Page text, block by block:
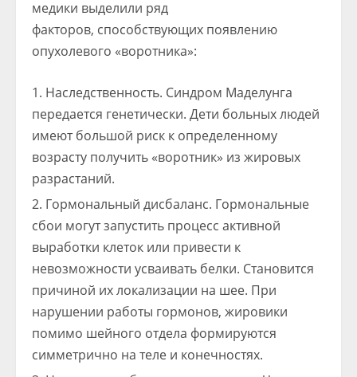
медики выделили ряд
факторов, способствующих появлению
опухолевого «воротника»:
Наследственность. Синдром Маделунга
передается генетически. Дети больных людей
имеют большой риск к определенному
возрасту получить «воротник» из жировых
разрастаний.
Гормональный дисбаланс. Гормональные
сбои могут запустить процесс активной
выработки клеток или привести к
невозможности усваивать белки. Становится
причиной их локализации на шее. При
нарушении работы гормонов, жировики
помимо шейного отдела формируются
симметрично на теле и конечностях.